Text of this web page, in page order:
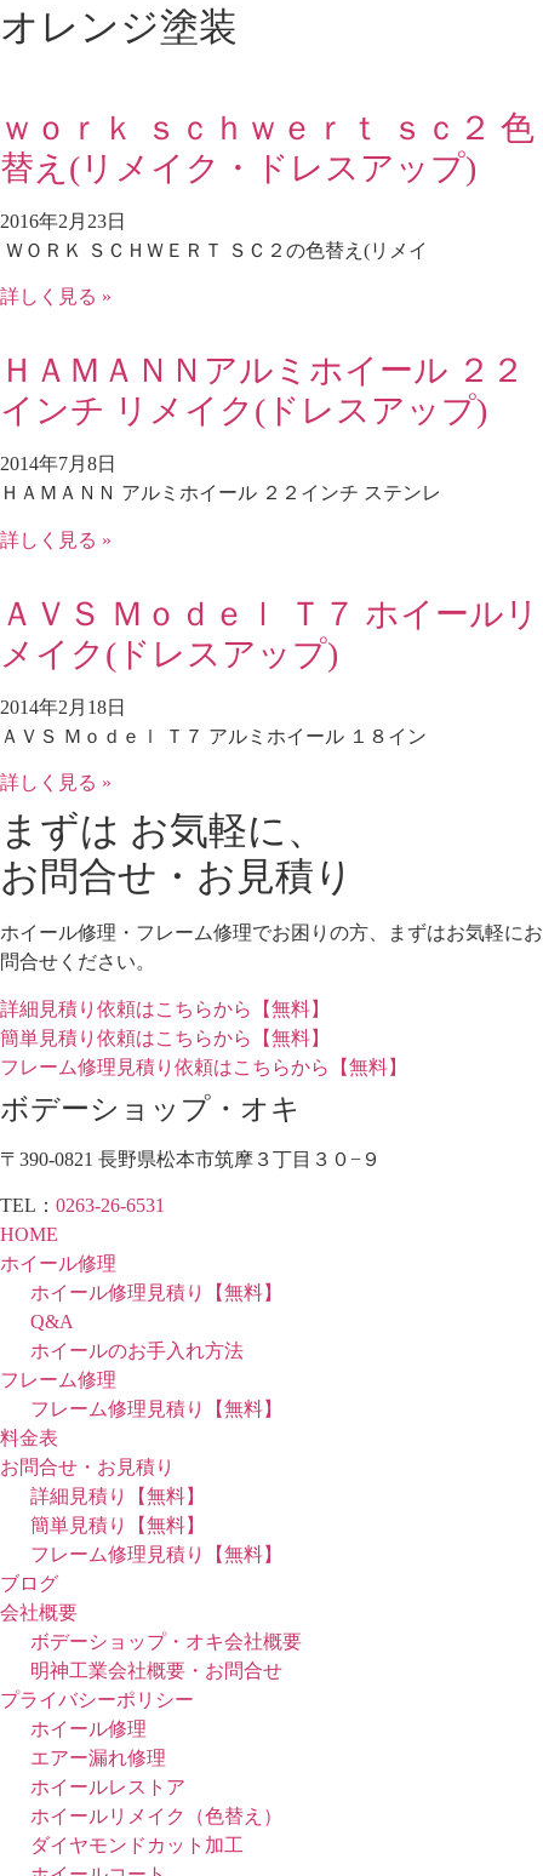
オレンジ塗装
ｗｏｒｋ ｓｃｈｗｅｒｔ ｓｃ２ 色
替え(リメイク・ドレスアップ)
2016年2月23日
ＷＯＲＫ ＳＣＨＷＥＲＴ ＳＣ２の色替え(リメイ
詳しく見る »
ＨＡＭＡＮＮアルミホイール ２２
インチ リメイク(ドレスアップ)
2014年7月8日
ＨＡＭＡＮＮ アルミホイール ２２インチ ステンレ
詳しく見る »
ＡＶＳ Ｍｏｄｅｌ Ｔ７ ホイールリ
メイク(ドレスアップ)
2014年2月18日
ＡＶＳ Ｍｏｄｅｌ Ｔ７ アルミホイール １８イン
詳しく見る »
まずは お気軽に、
お問合せ・お見積り
ホイール修理・フレーム修理でお困りの方、まずはお気軽にお
問合せください。
詳細見積り依頼はこちらから【無料】
簡単見積り依頼はこちらから【無料】
フレーム修理見積り依頼はこちらから【無料】
ボデーショップ・オキ
〒390-0821 長野県松本市筑摩３丁目３０−９
TEL： 0263-26-6531
HOME
ホイール修理
ホイール修理見積り【無料】
Q&A
ホイールのお手入れ方法
フレーム修理
フレーム修理見積り【無料】
料金表
お問合せ・お見積り
詳細見積り【無料】
簡単見積り【無料】
フレーム修理見積り【無料】
ブログ
会社概要
ボデーショップ・オキ会社概要
明神工業会社概要・お問合せ
プライバシーポリシー
ホイール修理
エアー漏れ修理
ホイールレストア
ホイールリメイク（色替え）
ダイヤモンドカット加工